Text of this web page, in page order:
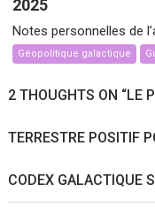
2025
Notes personnelles de
Géopolitique galactique
2 THOUGHTS ON “LE
TERRESTRE POSITIF
CODEX GALACTIQUE